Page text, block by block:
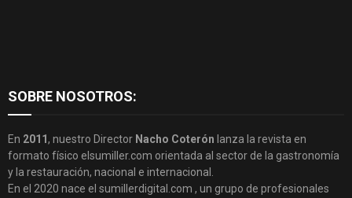
SOBRE NOSOTROS:
En 2011, nuestro Director Nacho Coterón lanza la revista en
formato físico elsumiller.com orientada al sector de la gastronomía
y la restauración, nacional e internacional.
En el 2020 nace el sumillerdigital.com , un grupo de profesionales